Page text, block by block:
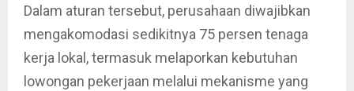
Dalam aturan tersebut, perusahaan diwajibkan
mengakomodasi sedikitnya 75 persen tenaga
kerja lokal, termasuk melaporkan kebutuhan
lowongan pekerjaan melalui mekanisme yang